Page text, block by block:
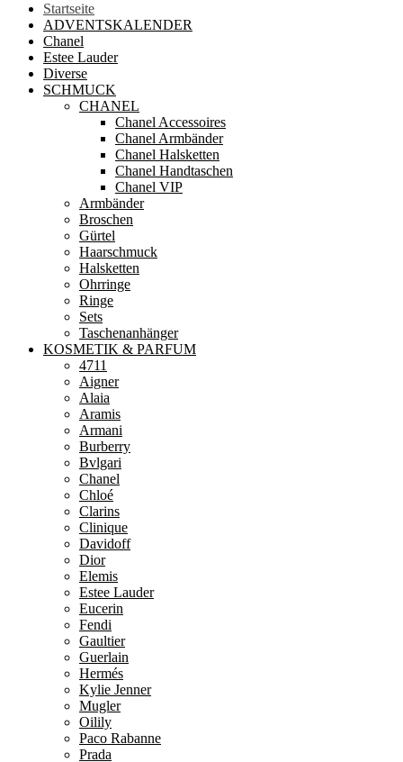
Startseite
ADVENTSKALENDER
Chanel
Estee Lauder
Diverse
SCHMUCK
CHANEL
Chanel Accessoires
Chanel Armbänder
Chanel Halsketten
Chanel Handtaschen
Chanel VIP
Armbänder
Broschen
Gürtel
Haarschmuck
Halsketten
Ohrringe
Ringe
Sets
Taschenanhänger
KOSMETIK & PARFUM
4711
Aigner
Alaia
Aramis
Armani
Burberry
Bvlgari
Chanel
Chloé
Clarins
Clinique
Davidoff
Dior
Elemis
Estee Lauder
Eucerin
Fendi
Gaultier
Guerlain
Hermés
Kylie Jenner
Mugler
Oilily
Paco Rabanne
Prada